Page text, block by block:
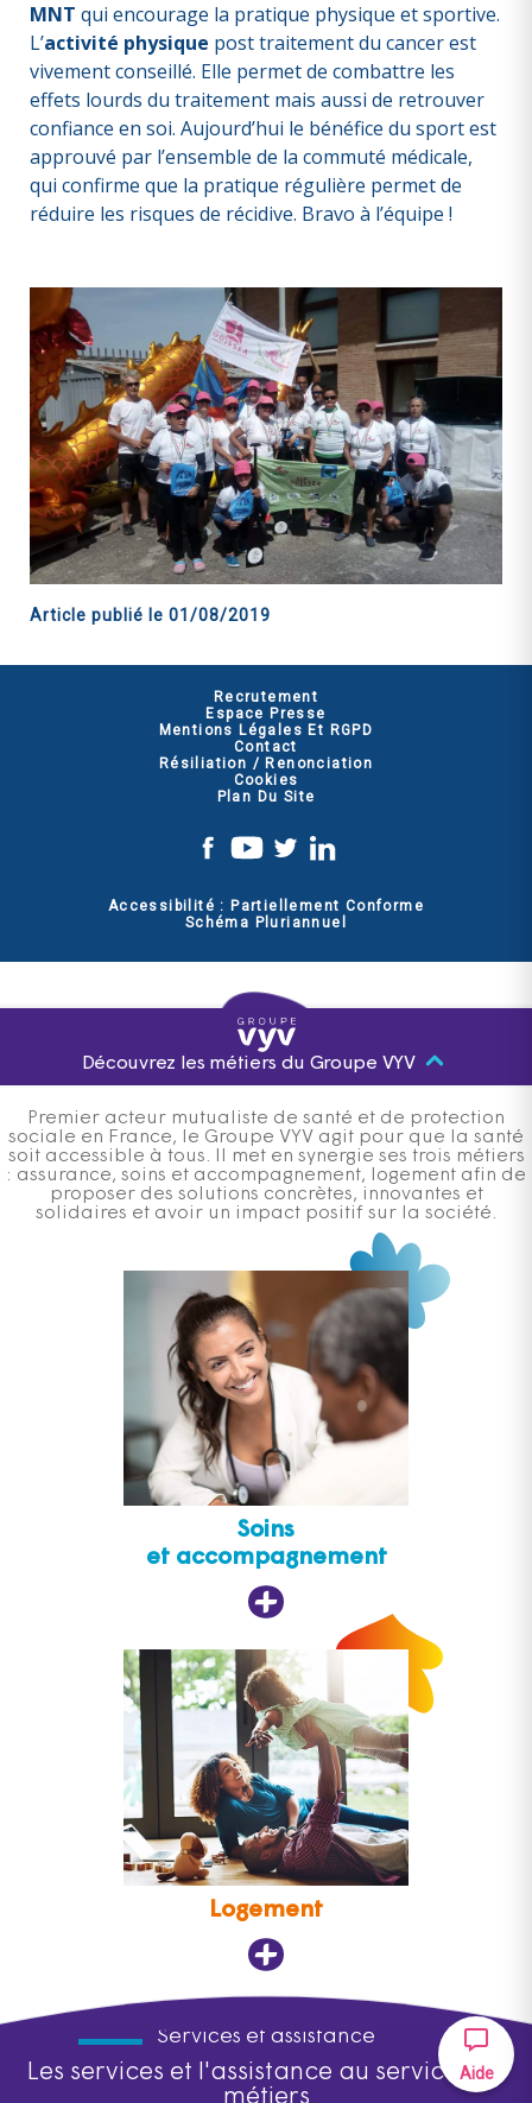
MNT qui encourage la pratique physique et sportive.
L’activité physique post traitement du cancer est
vivement conseillé. Elle permet de combattre les
effets lourds du traitement mais aussi de retrouver
confiance en soi. Aujourd’hui le bénéfice du sport est
approuvé par l’ensemble de la commuté médicale,
qui confirme que la pratique régulière permet de
réduire les risques de récidive. Bravo à l’équipe !
Article publié le 01/08/2019
Aide
Recrutement
Espace Presse
Mentions Légales Et RGPD
Contact
Résiliation / Renonciation
Cookies
Plan Du Site
Accessibilité : Partiellement Conforme
Schéma Pluriannuel
Découvrez les métiers du Groupe VYV
Premier acteur mutualiste de santé et de protection
sociale en France, le Groupe VYV agit pour que la santé
soit accessible à tous. Il met en synergie ses trois métiers
: assurance, soins et accompagnement, logement afin de
proposer des solutions concrètes, innovantes et
solidaires et avoir un impact positif sur la société.
Soins
et accompagnement
Logement
Services et assistance
Les services et l'assistance au service des
métiers